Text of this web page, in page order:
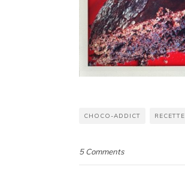
CHOCO-ADDICT RECETTE
5 Comments